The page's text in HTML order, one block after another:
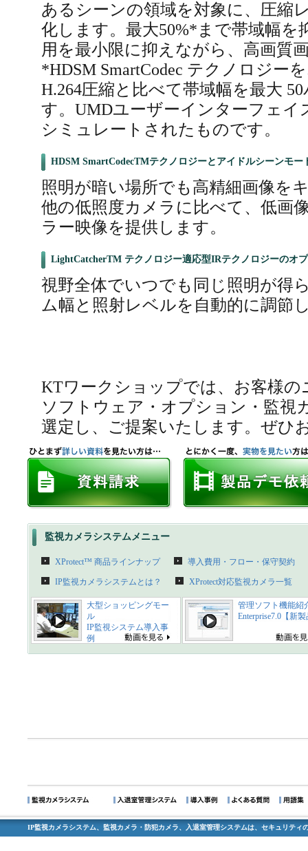
あるシーンの領域を対象に、圧縮
化します。最大50%*まで帯域幅を
用を最小限に抑えながら、高画質
*HDSM SmartCodec テクノロジー
H.264圧縮と比べて帯域幅を最大
す。UMDユーザーインターフェイ
シミュレートされたものです。
HDSM SmartCodecTMテクノロジーとアイドルシーンモー
照明が暗い場所でも高精細画像を
他の低照度カメラに比べて、低画
ラー映像を提供します。
LightCatcherTM テクノロジー適応型IRテクノロジーのオ
視野全体でいつでも同じ照明が得
ム幅と照射レベルを自動的に調節
KTワークショップでは、お客様の
ソフトウェア・オプション・監視
選定し、ご提案いたします。ぜひ
監視カメラシステムメニュー
XProtect™ 商品ラインナップ 導入費用・フロー・保守契約
IP監視カメラシステムとは？ XProtect対応監視カメラ一覧
大型ショッピングモー
ル
IP監視システム導入事
例
管理ソフト機能紹
Enterprise7.0【新
IP監視カメラシステム、監視カメラ・防犯カメラ、入退室管理システムは、セキュリティ